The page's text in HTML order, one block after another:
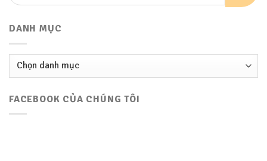
DANH MỤC
Danh
FACEBOOK CỦA CHÚNG TÔI